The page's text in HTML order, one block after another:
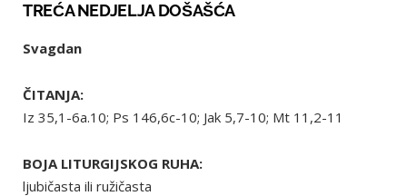
TREĆA NEDJELJA DOŠAŠĆA
Svagdan
ČITANJA:
Iz 35,1-6a.10; Ps 146,6c-10; Jak 5,7-10; Mt 11,2-11
BOJA LITURGIJSKOG RUHA:
ljubičasta ili ružičasta